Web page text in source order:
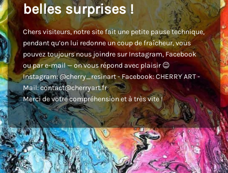
belles surprises !
Chers visiteurs, notre site fait une petite pause technique,
pendant qu’on lui redonne un coup de fraîcheur, vous
pouvez toujours nous joindre sur Instagram, Facebook
ou par e-mail — on vous répond avec plaisir 😉
Instagram: @cherry_resinart - Facebook: CHERRY ART -
Mail: contact@cherryart.fr
Merci de votre compréhension et à très vite !